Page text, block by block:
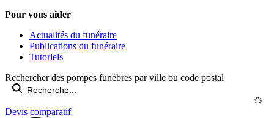
Pour vous aider
Actualités du funéraire
Publications du funéraire
Tutoriels
Rechercher des pompes funèbres par ville ou code postal
Devis comparatif